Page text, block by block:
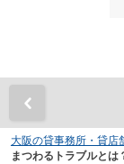
大阪の貸事務所・貸店
まつわるトラブルとは